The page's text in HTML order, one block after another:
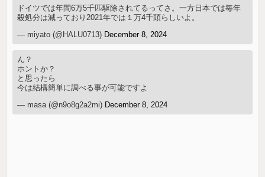
ドイツでは年間6万5千匹駆除されてるってさ。一方日本では毎年
殺処分は減っており2021年では１万4千頭らしいよ。
— miyato (@HALU0713) December 8, 2024
ん？
ホントか？
と思ったら
今は結構簡単に調べる事が可能ですよ
— masa (@n9o8g2a2mi) December 8, 2024